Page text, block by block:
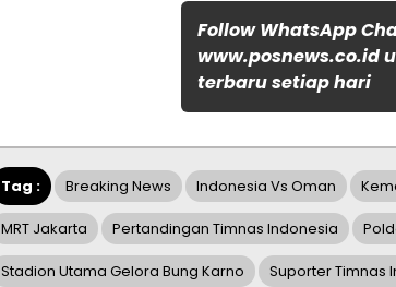
Follow WhatsApp
www.posnews.co.id
terbaru setiap hari
Tag : Breaking News Indonesia Vs Oman
MRT Jakarta Pertandingan Timnas Indonesia
Stadion Utama Gelora Bung Karno Suporter Timnas